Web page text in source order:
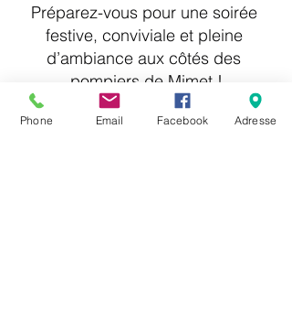
Préparez-vous pour une soirée
festive, conviviale et pleine
d’ambiance aux côtés des
pompiers de Mimet !
Au programme : musique, danse,
Phone Email Facebook Adresse